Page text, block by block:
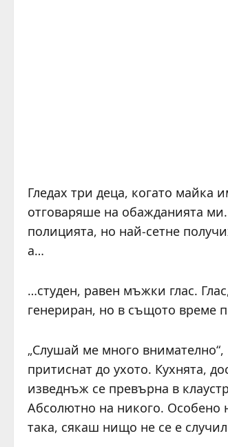
Гледах три деца, когато майка
отговаряше на обажданията
полицията, но най-сетне
а…
…студен, равен мъжки глас.
генериран, но в същото време
„Слушай ме много
притиснат до ухото. Кухнята,
изведнъж се превърна в
Абсолютно на никого. Особено
така, сякаш нищо не се е